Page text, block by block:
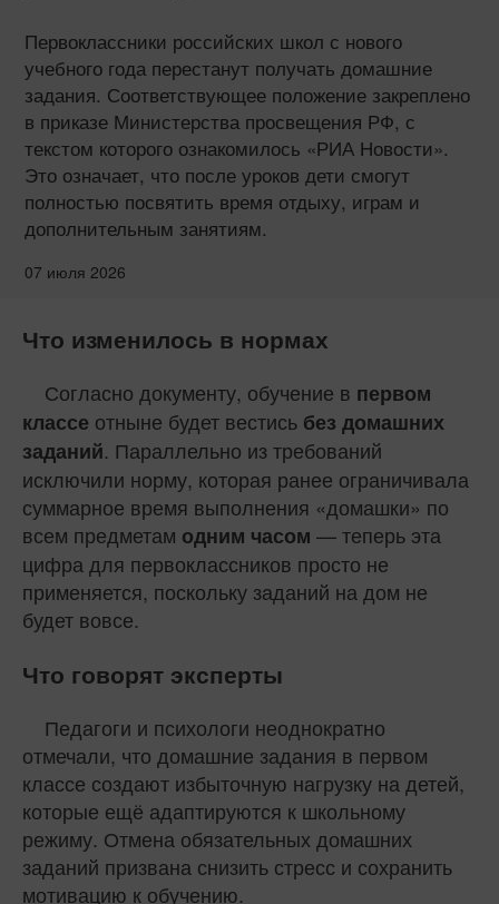
Первоклассники российских школ с нового
учебного года перестанут получать домашние
задания. Соответствующее положение закреплено
в приказе Министерства просвещения РФ, с
текстом которого ознакомилось «РИА Новости».
Это означает, что после уроков дети смогут
полностью посвятить время отдыху, играм и
дополнительным занятиям.
07 июля 2026
Что изменилось в нормах
Согласно документу, обучение в первом
классе отныне будет вестись без домашних
заданий. Параллельно из требований
исключили норму, которая ранее ограничивала
суммарное время выполнения «домашки» по
всем предметам одним часом — теперь эта
цифра для первоклассников просто не
применяется, поскольку заданий на дом не
будет вовсе.
Что говорят эксперты
Педагоги и психологи неоднократно
отмечали, что домашние задания в первом
классе создают избыточную нагрузку на детей,
которые ещё адаптируются к школьному
режиму. Отмена обязательных домашних
заданий призвана снизить стресс и сохранить
мотивацию к обучению.